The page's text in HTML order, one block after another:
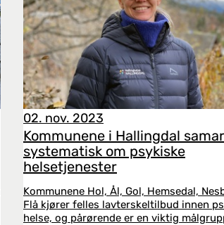
02. nov. 2023
Kommunene i Hallingdal
systematisk om psykiske
helsetjenester
Kommunene Hol, Ål, Gol, Hemsedal,
Flå kjører felles lavterskeltilbud innen
helse, og pårørende er en viktig